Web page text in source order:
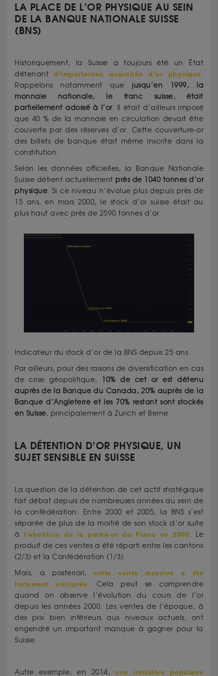
LA PLACE DE L’OR PHYSIQUE AU SEIN
DE LA BANQUE NATIONALE SUISSE
(BNS)
Historiquement, la Suisse a toujours été un État
détenantd’importantes quantités d’or physique.
Rappelons notamment que jusqu’en 1999, la
monnaie nationale, le franc suisse, était
partiellement adossé à l’or. Il était d’ailleurs imposé
que 40 % de la monnaie en circulation devait être
couverte par des réserves d’or. Cette couverture-or
des billets de banque était même inscrite dans la
constitution.
Selon les données officielles, la Banque Nationale
Suisse détient actuellement près de 1040 tonnes d’or
physique. Si ce niveau n’évolue plus depuis près de
15 ans, en mars 2000, le stock d’or suisse était au
plus haut avec près de 2590 tonnes d’or.
Indicateur du stock d’or de la BNS depuis 25 ans
Par ailleurs, pour des raisons de diversification en cas
de crise géopolitique, 10% de cet or est détenu
auprès de la Banque du Canada, 20% auprès de la
Banque d’Angleterre et les 70% restant sont stockés
en Suisse, principalement à Zurich et Berne.
LA DÉTENTION D’OR PHYSIQUE, UN
SUJET SENSIBLE EN SUISSE
La question de la détention de cet actif stratégique
fait débat depuis de nombreuses années au sein de
la confédération. Entre 2000 et 2005, la BNS s’est
séparée de plus de la moitié de son stock d’or suite
à l’abolition de la parité-or du Franc en 2000. Le
produit de ces ventes a été réparti entre les cantons
(2/3) et la Confédération (1/3).
Mais, a posteriori,cette vente massive a été
fortement critiquée. Cela peut se comprendre
quand on observe l’évolution du cours de l’or
depuis les années 2000. Les ventes de l’époque, à
des prix bien inférieurs aux niveaux actuels, ont
engendré un important manque à gagner pour la
Suisse.
Autre exemple, en 2014, une initiative populaire